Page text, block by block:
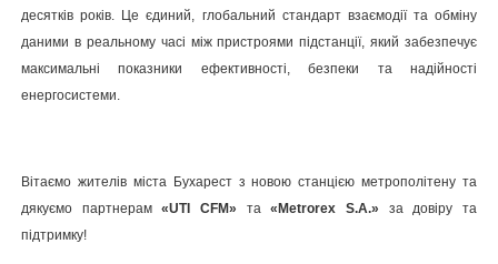
десятків років. Це єдиний, глобальний стандарт взаємодії та обміну
даними в реальному часі між пристроями підстанції, який забезпечує
максимальні показники ефективності, безпеки та надійності
енергосистеми.
Вітаємо жителів міста Бухарест з новою станцією метрополітену та
дякуємо партнерам«UTI CFM» та«Metrorex S.A.» за довіру та
підтримку!